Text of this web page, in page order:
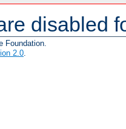
disabled
Foundation.
2.0